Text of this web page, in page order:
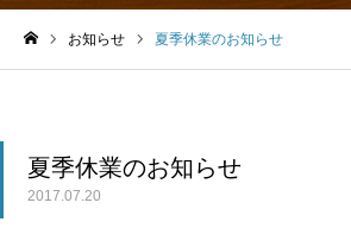
お知らせ 夏季休業のお知らせ
夏季休業のお知らせ
2017.07.20